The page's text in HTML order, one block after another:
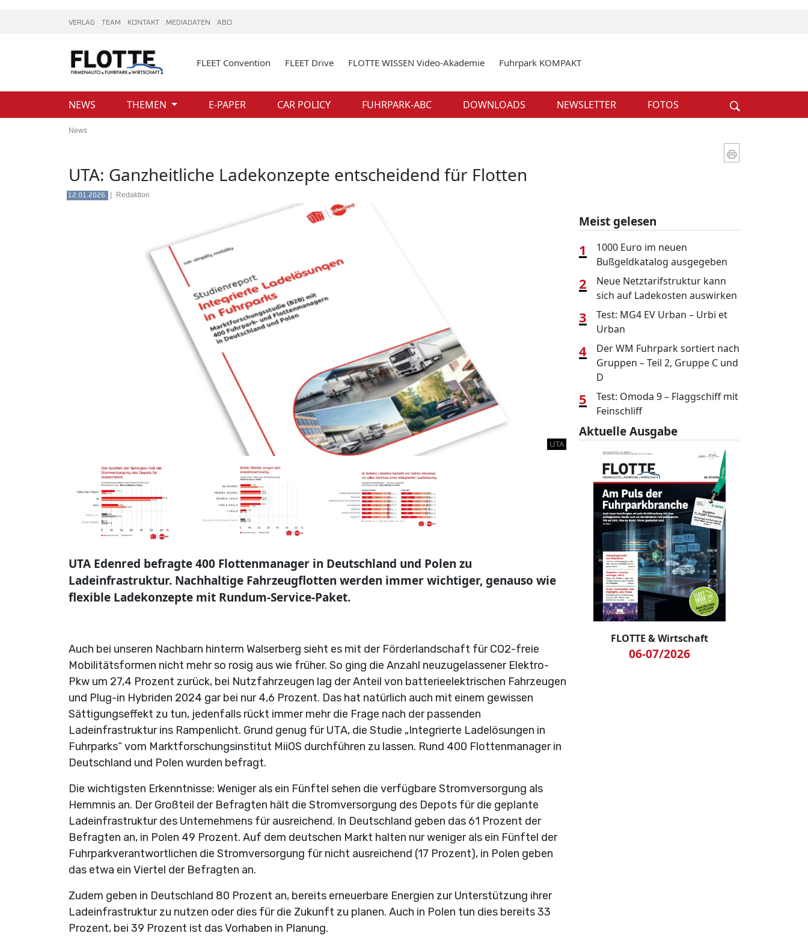
VERLAG TEAM KONTAKT MEDIADATEN ABO
FLEET Convention FLEET Drive FLOTTE WISSEN Video-Akademie Fuhrpark KOMPAKT
NEWS THEMEN E-PAPER CAR POLICY FUHRPARK-ABC DOWNLOADS NEWSLETTER FOTOS
News
UTA: Ganzheitliche Ladekonzepte entscheidend für Flotten
12.01.2026. Redaktion
UTA
UTA Edenred befragte 400 Flottenmanager in Deutschland und Polen zu
Ladeinfrastruktur. Nachhaltige Fahrzeugflotten werden immer wichtiger, genauso wie
flexible Ladekonzepte mit Rundum-Service-Paket.
Auch bei unseren Nachbarn hinterm Walserberg sieht es mit der Förderlandschaft für CO2-freie
Mobilitätsformen nicht mehr so rosig aus wie früher. So ging die Anzahl neuzugelassener Elektro-
Pkw um 27,4 Prozent zurück, bei Nutzfahrzeugen lag der Anteil von batterieelektrischen Fahrzeugen
und Plug-in Hybriden 2024 gar bei nur 4,6 Prozent. Das hat natürlich auch mit einem gewissen
Sättigungseffekt zu tun, jedenfalls rückt immer mehr die Frage nach der passenden
Ladeinfrastruktur ins Rampenlicht. Grund genug für UTA, die Studie „Integrierte Ladelösungen in
Fuhrparks“ vom Marktforschungsinstitut MiiOS durchführen zu lassen. Rund 400 Flottenmanager in
Deutschland und Polen wurden befragt.
Die wichtigsten Erkenntnisse: Weniger als ein Fünftel sehen die verfügbare Stromversorgung als
Hemmnis an. Der Großteil der Befragten hält die Stromversorgung des Depots für die geplante
Ladeinfrastruktur des Unternehmens für ausreichend. In Deutschland geben das 61 Prozent der
Befragten an, in Polen 49 Prozent. Auf dem deutschen Markt halten nur weniger als ein Fünftel der
Fuhrparkverantwortlichen die Stromversorgung für nicht ausreichend (17 Prozent), in Polen geben
das etwa ein Viertel der Befragten an.
Zudem geben in Deutschland 80 Prozent an, bereits erneuerbare Energien zur Unterstützung ihrer
Ladeinfrastruktur zu nutzen oder dies für die Zukunft zu planen. Auch in Polen tun dies bereits 33
Prozent, bei 39 Prozent ist das Vorhaben in Planung.
Meist gelesen
1
1000 Euro im neuen
Bußgeldkatalog ausgegeben
2
Neue Netztarifstruktur kann
sich auf Ladekosten auswirken
3
Test: MG4 EV Urban – Urbi et
Urban
4
Der WM Fuhrpark sortiert nach
Gruppen – Teil 2, Gruppe C und
D
5
Test: Omoda 9 – Flaggschiff mit
Feinschliff
Aktuelle Ausgabe
FLOTTE & Wirtschaft
06-07/2026